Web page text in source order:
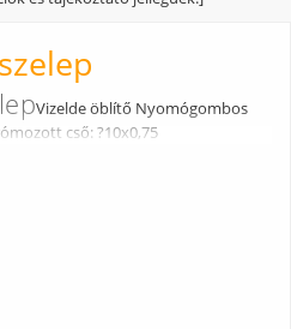
Vizelde öblítő Nyomógombos
cső: ?10x0,75